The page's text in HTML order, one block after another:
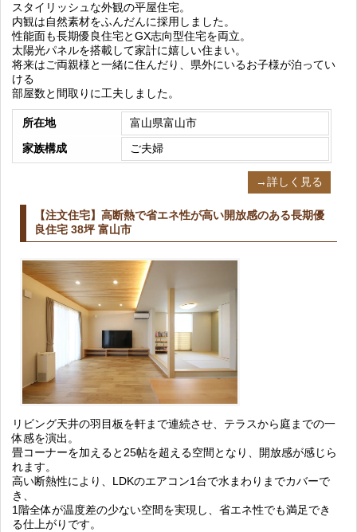
スタイリッシュな外観の平屋住宅。
内観は自然素材をふんだんに採用しました。
性能面も長期優良住宅とGX志向型住宅を両立。
太陽光パネルを搭載して家計に嬉しい住まい。
将来はご両親様と一緒に住んだり、県外にいるお子様が泊ってい
ける
部屋数と間取りに工夫しました。
所在地
富山県富山市
家族構成
ご夫婦
→詳しく見る
【注文住宅】高断熱で省エネ性が高い開放感のある長期優
良住宅 38坪 富山市
リビング天井の羽目板を軒まで連続させ、テラスから庭までの一
体感を演出。
畳コーナーを加えると25帖を超える空間となり、開放感が感じら
れます。
高い断熱性により、LDKのエアコン1台で水まわりまでカバーで
き、
1階全体が温度差の少ない空間を実現し、省エネ性でも満足でき
る仕上がりです。